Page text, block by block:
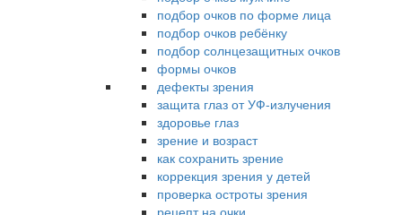
подбор очков по форме лица
подбор очков ребёнку
подбор солнцезащитных очков
формы очков
дефекты зрения
защита глаз от УФ-излучения
здоровье глаз
зрение и возраст
как сохранить зрение
коррекция зрения у детей
проверка остроты зрения